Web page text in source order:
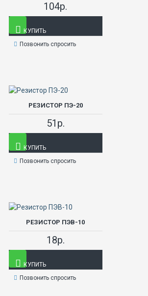
104р.
КУПИТЬ
Позвонить спросить
РЕЗИСТОР ПЭ-20
51р.
КУПИТЬ
Позвонить спросить
РЕЗИСТОР ПЭВ-10
18р.
КУПИТЬ
Позвонить спросить